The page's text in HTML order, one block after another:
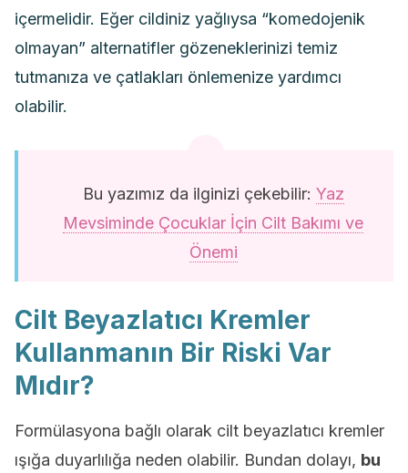
içermelidir. Eğer cildiniz yağlıysa “komedojenik
olmayan” alternatifler gözeneklerinizi temiz
tutmanıza ve çatlakları önlemenize yardımcı
olabilir.
Bu yazımız da ilginizi çekebilir: Yaz
Mevsiminde Çocuklar İçin Cilt Bakımı ve
Önemi
Cilt Beyazlatıcı Kremler
Kullanmanın Bir Riski Var
Mıdır?
Formülasyona bağlı olarak cilt beyazlatıcı kremler
ışığa duyarlılığa neden olabilir. Bundan dolayı, bu